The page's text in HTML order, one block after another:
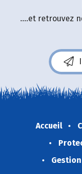
....et retrouvez
Accueil